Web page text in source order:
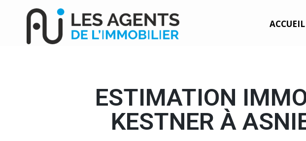
ACCUEIL
ESTIMATION
KESTNER À